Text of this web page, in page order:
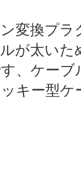
変換プラ
が太い
、ケーブ
キー型